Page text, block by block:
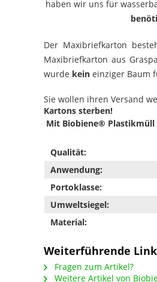
haben wir uns für
Der Maxibriefkarton
Maxibriefkarton aus
wurde kein einziger Baum
Sie wollen ihren Versand
Kartons sterben!
Mit Biobiene®
Qualität:
Anwendung:
Portoklasse:
Umweltsiegel:
Material:
Weiterführende
Fragen zum Artikel?
Weitere Artikel von